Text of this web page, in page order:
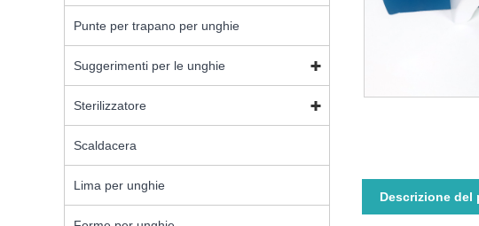
Punte per trapano per unghie
Suggerimenti per le unghie
Sterilizzatore
Scaldacera
Lima per unghie
Descrizione del